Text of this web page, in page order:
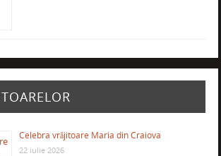
Celebra vrăjitoare Maria din Craiova
22 iulie 2026